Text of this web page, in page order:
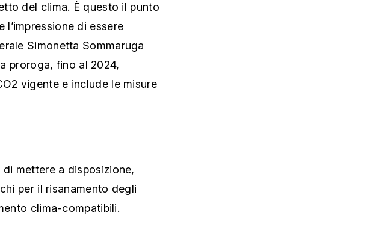
del clima. È questo il punto
di essere
Simonetta Sommaruga
proroga, fino al 2024,
vigente e include le misure
mettere a disposizione,
per il risanamento degli
clima-compatibili.